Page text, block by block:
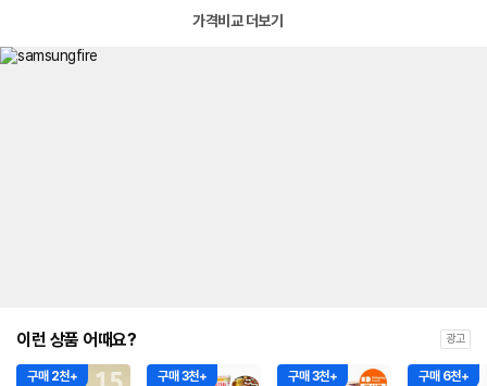
가격비교 더보기
이런 상품 어때요? 광고
구매 2천+ 구매 3천+ 구매 3천+ 구매 6천+